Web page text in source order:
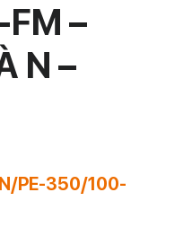
–
N –
PE-350/100-